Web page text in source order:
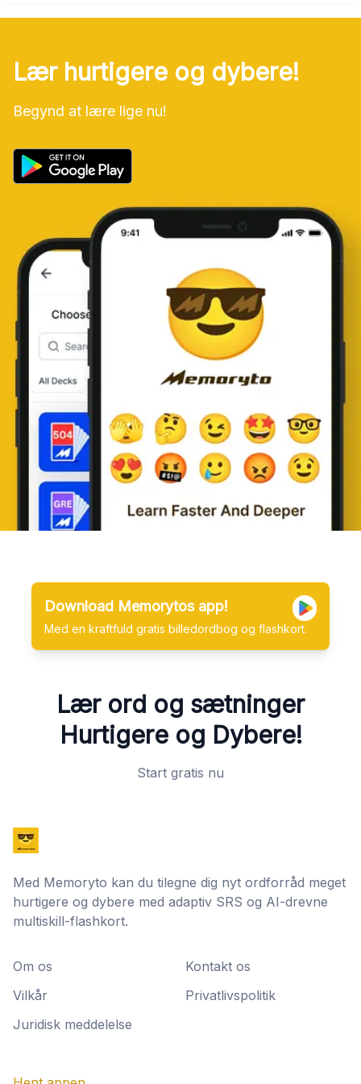
Lær hurtigere og dybere!
Begynd at lære lige nu!
Download Memorytos app!
Med en kraftfuld gratis billedordbog og flashkort.
Lær ord og sætninger
Hurtigere og Dybere!
Start gratis nu
Med Memoryto kan du tilegne dig nyt ordforråd meget
hurtigere og dybere med adaptiv SRS og AI-drevne
multiskill-flashkort.
Om os
Kontakt os
Vilkår
Privatlivspolitik
Juridisk meddelelse